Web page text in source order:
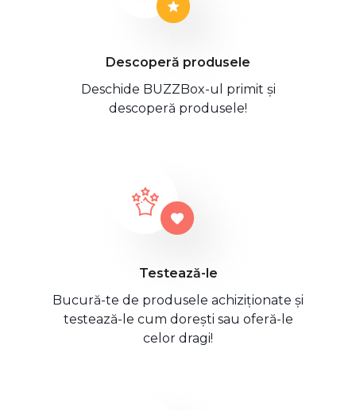
Descoperă produsele
Deschide BUZZBox-ul primit și
descoperă produsele!
Testează-le
Bucură-te de produsele achiziționate și
testează-le cum dorești sau oferă-le
celor dragi!